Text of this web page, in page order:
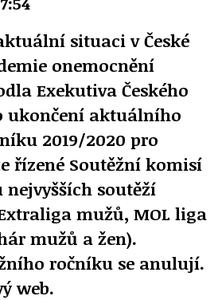
situaci v České
onemocnění
Exekutiva Českého
ukončení aktuálního
2019/2020 pro
řízené Soutěžní komisí
nejvyšších soutěží
Extraliga mužů, MOL liga
mužů a žen).
ročníku se anulují.
web.